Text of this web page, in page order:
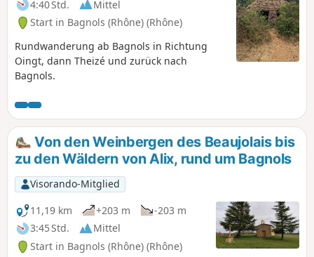
4:40 Std.
Mittel
Start in Bagnols (Rhône) (Rhône)
Rundwanderung ab Bagnols in Richtung
Oingt, dann Theizé und zurück nach
Bagnols.
Von den Weinbergen des Beaujolais bis
zu den Wäldern von Alix, rund um Bagnols
Visorando-Mitglied
11,19 km
+203 m
-203 m
3:45 Std.
Mittel
Start in Bagnols (Rhône) (Rhône)